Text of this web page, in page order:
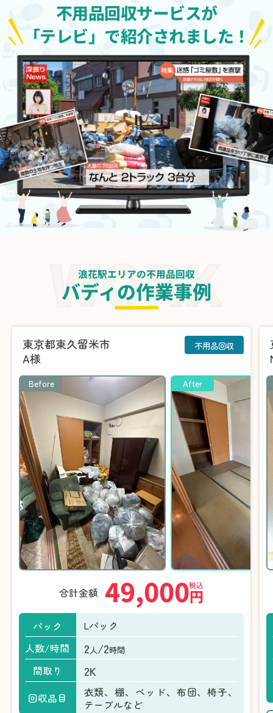
不用品回収サービスが
「テレビ」で紹介されました！
浪花駅エリアの不用品回収
バディの作業事例
東京都東久留米市
A様
不用品回収
Before After
合計金額 49,000円
税込
パック
Lパック
人数/時間
2人/2時間
間取り 2K
回収品目
衣類、棚、ベッド、布団、椅子、
テーブルなど